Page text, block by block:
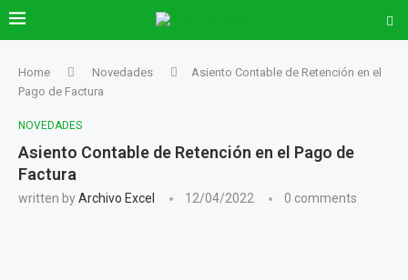
Home Novedades
Asiento Contable de Retención en el
Pago de Factura
NOVEDADES
Asiento Contable de Retención en el Pago de
Factura
written byArchivo Excel 12/04/2022 0 comments